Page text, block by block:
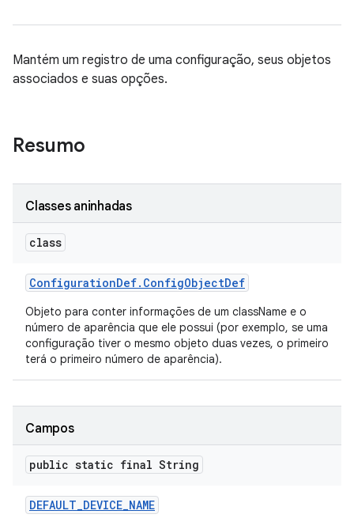
Mantém um registro de uma configuração, seus objetos
associados e suas opções.
Resumo
Classes aninhadas
class
ConfigurationDef. ConfigObjectDef
Objeto para conter informações de um className e o
número de aparência que ele possui (por exemplo, se uma
configuração tiver o mesmo objeto duas vezes, o primeiro
terá o primeiro número de aparência).
Campos
public static final String
DEFAULT_DEVICE_NAME